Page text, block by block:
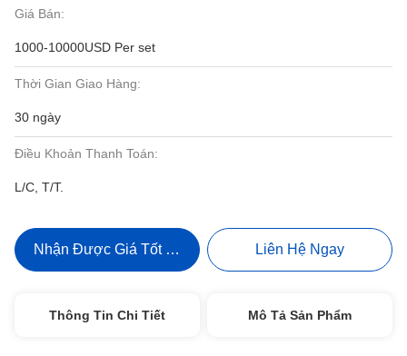
Giá Bán:
1000-10000USD Per set
Thời Gian Giao Hàng:
30 ngày
Điều Khoản Thanh Toán:
L/C, T/T.
Nhận Được Giá Tốt Nhất Liên Hệ Ngay
Thông Tin Chi Tiết Mô Tả Sản Phẩm